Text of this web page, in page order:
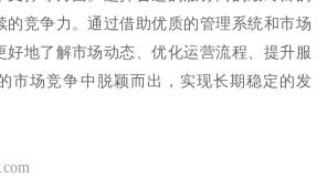
的竞争力。通过借助优质的管理系统和市场
好地了解市场动态、优化运营流程、提升服
市场竞争中脱颖而出，实现长期稳定的发